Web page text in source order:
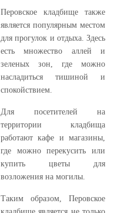
Перовское кладбище также
является популярным местом
для прогулок и отдыха. Здесь
есть множество аллей и
зеленых зон, где можно
насладиться тишиной и
спокойствием.
Для посетителей на
территории кладбища
работают кафе и магазины,
где можно перекусить или
купить цветы для
возложения на могилы.
Таким образом, Перовское